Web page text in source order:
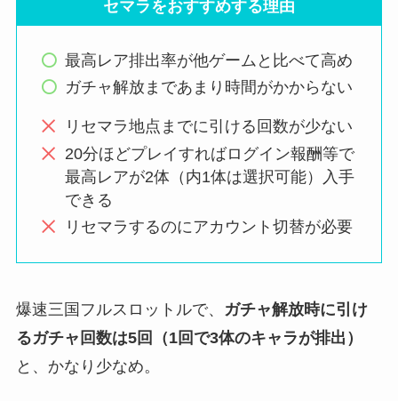
セマラをおすすめする理由
最高レア排出率が他ゲームと比べて高め
ガチャ解放まであまり時間がかからない
リセマラ地点までに引ける回数が少ない
20分ほどプレイすればログイン報酬等で
最高レアが2体（内1体は選択可能）入手
できる
リセマラするのにアカウント切替が必要
爆速三国フルスロットルで、
ガチャ解放時に引け
るガチャ回数は5回（1回で3体のキャラが排出）
と、かなり少なめ。